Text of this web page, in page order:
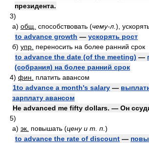
президента.
3)
а) общ. способствовать (чему-л. ) ,
to advance growth — ускорять рост
б) упр. переносить на более ранний срок
to advance the date (of the meeting) —
(собрания) на более ранний срок
4) фин.
платить авансом
1to advance a month's salary —
зарплату авансом
He advanced me fifty dollars. — Он
5)
а) эк. повышать (цену и т. п. )
to advance the rate of discount —